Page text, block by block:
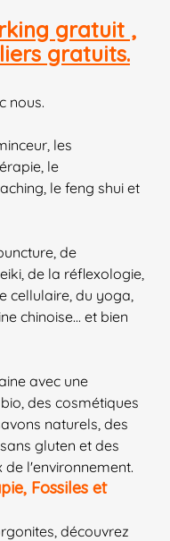
gratuit ,
gratuits.
nous.
les
le
le feng shui et
de
de la réflexologie,
cellulaire, du yoga,
chinoise... et bien
avec une
des cosmétiques
naturels, des
gluten et des
l'environnement.
Fossiles et
découvrez